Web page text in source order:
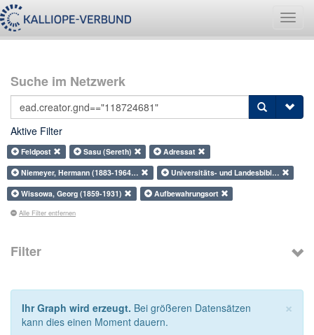
Suche im Netzwerk
Aktive Filter
Feldpost Sasu (Sereth)
Adressat
Niemeyer, Hermann (1883-1964…
Universitäts- und Landesbibl…
Wissowa, Georg (1859-1931)
Aufbewahrungsort
Alle Filter entfernen
Filter
×
Ihr Graph wird erzeugt. Bei größeren Datensätzen
kann dies einen Moment dauern.